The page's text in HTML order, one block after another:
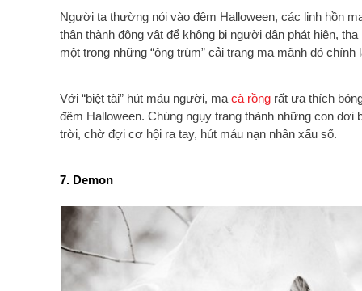
Người ta thường nói vào đêm Halloween, các linh hồn
thân thành động vật để không bị người dân phát hiện, tha
một trong những “ông trùm” cải trang ma mãnh đó
Với “biệt tài” hút máu người, ma cà rồng rất ưa thích
đêm Halloween. Chúng ngụy trang thành những con dơi
trời, chờ đợi cơ hội ra tay, hút máu nạn nhân xấu số.
7. Demon